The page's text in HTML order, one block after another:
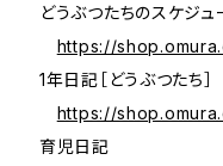
どうぶつたちのスケジ
https://
1年日記［どうぶつたち］
https://
育児日記